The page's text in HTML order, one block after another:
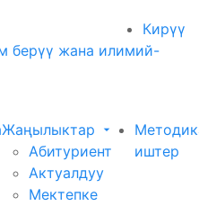
Кирүү
берүү жана илимий-
Жаңылыктар
Абитуриент
Актуалдуу
Мектепке
иштер